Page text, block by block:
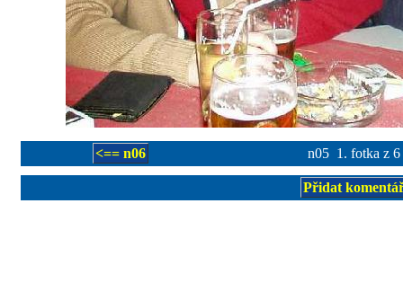
<== n06 n05 1. fotka z 6
Přidat